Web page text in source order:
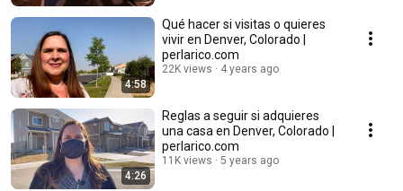
4:58
Qué hacer si visitas o quieres
vivir en Denver, Colorado |
perlarico.com
22K views 4 years ago
4:26
Reglas a seguir si adquieres
una casa en Denver, Colorado |
perlarico.com
11K views 5 years ago